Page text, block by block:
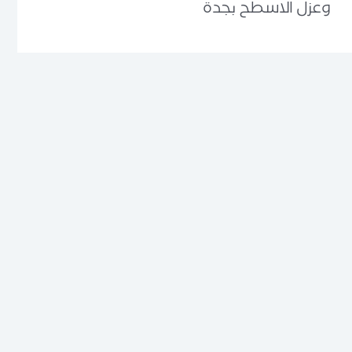
وعزل الاسطح بجدة